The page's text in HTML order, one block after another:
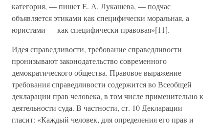
категория, — пишет Е. А. Лукашева, — подчас
объявляется этиками как специфически моральная, а
юристами — как специфически правовая»[11].
Идея справедливости, требование справедливости
пронизывают законодательство современного
демократического общества. Правовое выражение
требования справедливости содержится во Всеобщей
декларации прав человека, в том числе применительно к
деятельности суда. В частности, ст. 10 Декларации
гласит: «Каждый человек, для определения его прав и